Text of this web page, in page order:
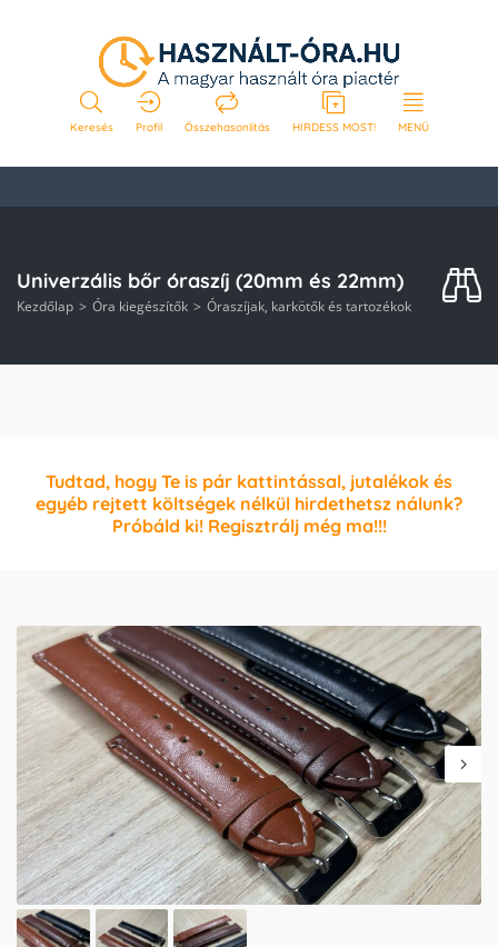
Keresés Profil Összehasonlítás HIRDESS MOST! MENÜ
Univerzális bőr óraszíj (20mm és 22mm)
Kezdőlap Óra kiegészítők Óraszíjak, karkötők és tartozékok
Tudtad, hogy Te is pár kattintással, jutalékok és
egyéb rejtett költségek nélkül hirdethetsz nálunk?
Próbáld ki! Regisztrálj még ma!!!